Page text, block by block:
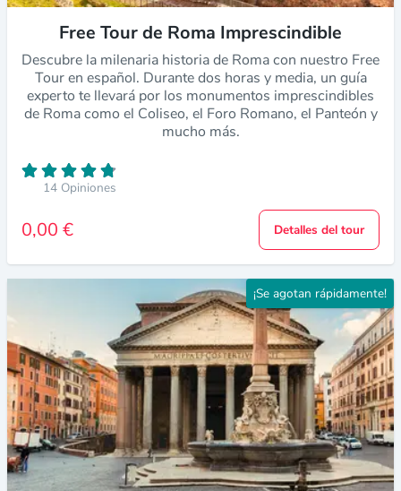
Free Tour de Roma Imprescindible
Descubre la milenaria historia de Roma con nuestro Free
Tour en español. Durante dos horas y media, un guía
experto te llevará por los monumentos imprescindibles
de Roma como el Coliseo, el Foro Romano, el Panteón y
mucho más.
14 Opiniones
0,00 € Detalles del tour
¡Se agotan rápidamente!